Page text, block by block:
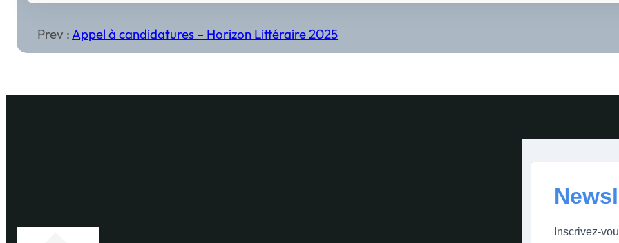
Prev : Appel à candidatures – Horizon Littéraire 2025
Inscrivez-